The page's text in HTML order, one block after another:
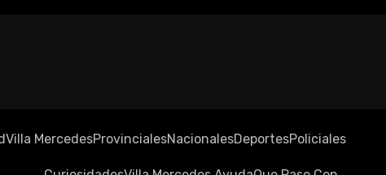
Villa MercedesProvincialesNacionalesDeportesPoliciales